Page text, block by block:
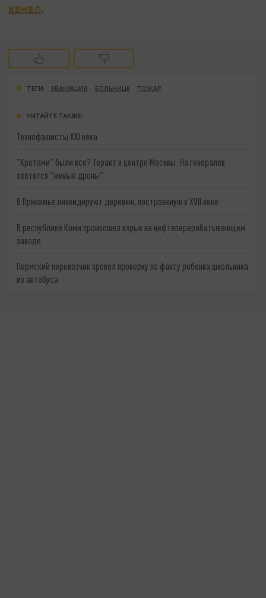
канал.
ТЕГИ: ЭВАКУАЦИЯ БОЛЬНИЦА ПОЖАР
ЧИТАЙТЕ ТАКЖЕ:
Технофашисты XXI века
"Кротами" были все? Теракт в центре Москвы: На генералов
охотятся "живые дроны"
В Прикамье ликвидируют деревню, построенную в XVII веке
В республике Коми произошел взрыв на нефтеперерабатывающем
заводе
Пермский перевозчик провел проверку по факту ребенка школьника
из автобуса